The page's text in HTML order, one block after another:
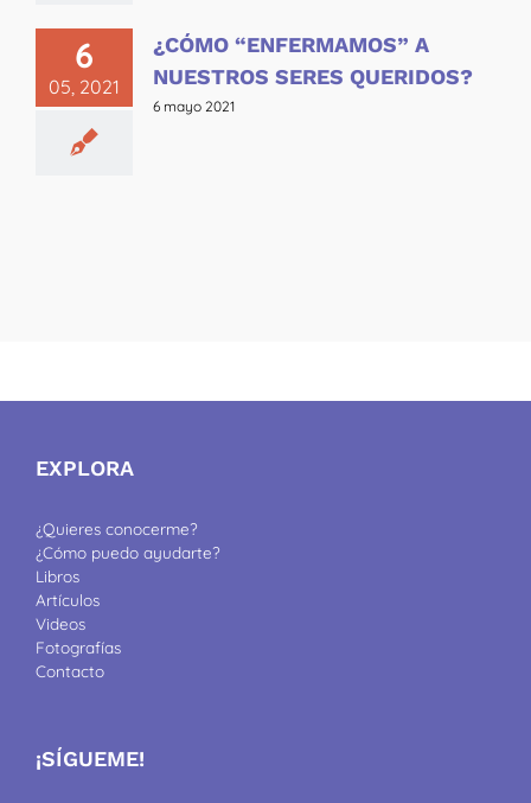
6
05, 2021
¿CÓMO “ENFERMAMOS” A
NUESTROS SERES QUERIDOS?
6 mayo 2021
EXPLORA
¿Quieres conocerme?
¿Cómo puedo ayudarte?
Libros
Artículos
Videos
Fotografías
Contacto
¡SÍGUEME!